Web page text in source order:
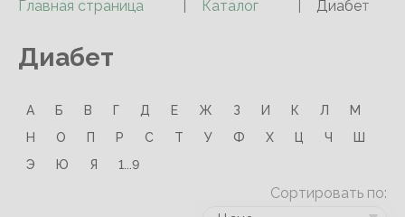
Главная страница Каталог Диабет
Диабет
А Б В Г Д Е Ж З И К Л
М
Н
О П Р С Т У Ф Х Ц Ч
Ш
Э
Ю Я 1...9
Сортировать по: